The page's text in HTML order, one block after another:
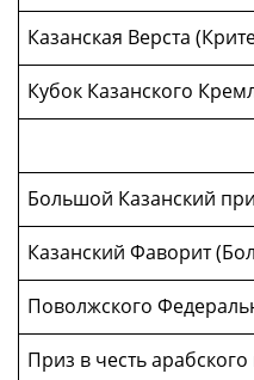
Казанская Верста
Кубок Казанского
Большой Казанский
Казанский Фаворит
Поволжского
Приз в честь